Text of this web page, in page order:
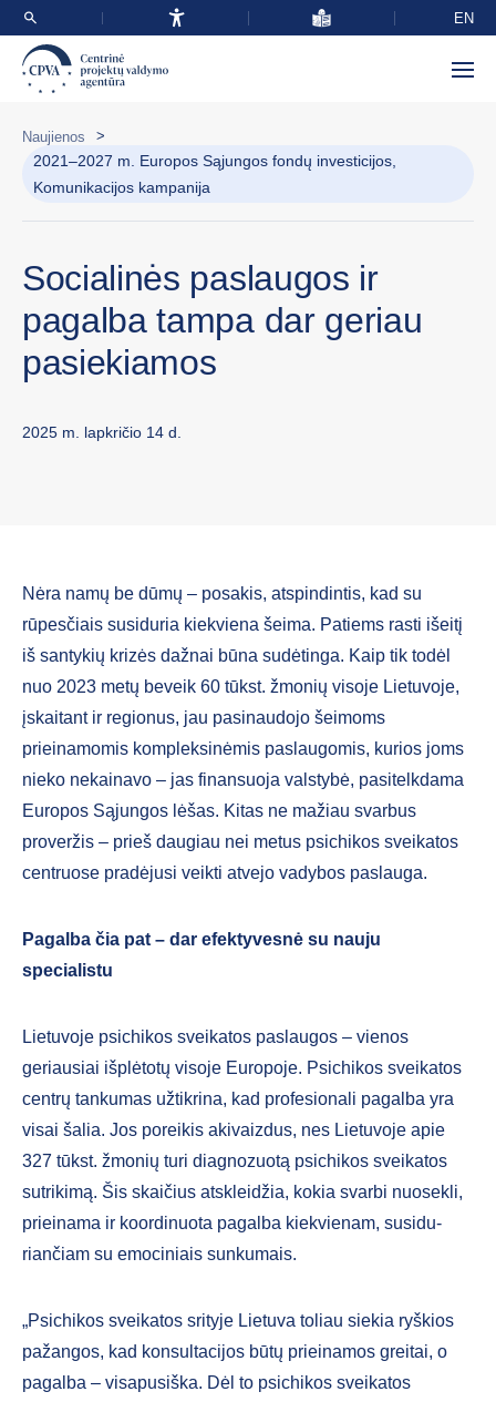
EN
Naujienos >
2021–2027 m. Europos Sąjungos fondų investicijos,
Komunikacijos kampanija
Socialinės paslaugos ir
pagalba tampa dar geriau
pasiekiamos
2025 m. lapkričio 14 d.
Nėra namų be dūmų – posakis, atspindintis, kad su
rūpesčiais susiduria kiekviena šeima. Patiems rasti išeitį
iš santykių krizės dažnai būna sudėtinga. Kaip tik todėl
nuo 2023 metų beveik 60 tūkst. žmonių visoje Lietuvoje,
įskaitant ir regionus, jau pasinaudojo šeimoms
prieinamomis kompleksinėmis paslaugomis, kurios joms
nieko nekainavo – jas finansuoja valstybė, pasitelkdama
Europos Sąjungos lėšas. Kitas ne mažiau svarbus
proveržis – prieš daugiau nei metus psichikos sveikatos
centruose pradėjusi veikti atvejo vadybos paslauga.
Pagalba čia pat – dar efektyvesnė su nauju
specialistu
Lietuvoje psichikos sveikatos paslau­gos – vienos
geriausiai išplėtotų visoje Europoje. Psichikos sveikatos
centrų tankumas užtikrina, kad profesionali pagalba yra
visai šalia. Jos poreikis akivaizdus, nes Lietuvoje apie
327 tūkst. žmonių turi diagnozuotą psichikos svei­katos
sutrikimą. Šis skaičius atskleidžia, kokia svarbi nuosekli,
prieinama ir ko­ordinuota pagalba kiekvienam, susidu­
riančiam su emociniais sunkumais.
„Psichikos sveikatos srityje Lietuva toliau siekia ryškios
pažangos, kad konsultacijos būtų prieinamos greitai, o
pagalba – visapusiška. Dėl to psichikos sveikatos